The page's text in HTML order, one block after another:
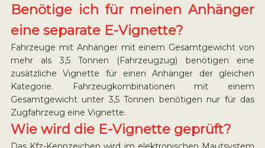
Benötige ich für meinen Anhänger
eine separate E-Vignette?
Fahrzeuge mit Anhänger mit einem Gesamtgewicht von
mehr als 3,5 Tonnen (Fahrzeugzug) benötigen eine
zusätzliche Vignette für einen Anhänger der gleichen
Kategorie. Fahrzeugkombinationen mit einem
Gesamtgewicht unter 3,5 Tonnen benötigen nur für das
Zugfahrzeug eine Vignette.
Wie wird die E-Vignette geprüft?